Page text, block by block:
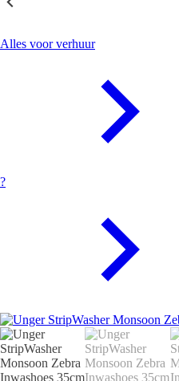
Alles voor verhuur
?